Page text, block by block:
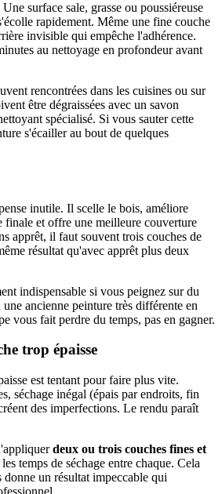
surface sale, grasse ou poussiéreuse
rapidement. Même une fine couche
invisible qui empêche l'adhérence.
au nettoyage en profondeur avant
rencontrées dans les cuisines ou sur
être dégraissées avec un savon
spécialisé. Si vous sauter cette
s'écailler au bout de quelques
inutile. Il scelle le bois, améliore
finale et offre une meilleure couverture
apprêt, il faut souvent trois couches de
résultat qu'avec apprêt plus deux
indispensable si vous peignez sur du
ancienne peinture très différente en
vous fait perdre du temps, pas en gagner.
trop épaisse
est tentant pour faire plus vite.
séchage inégal (épais par endroits, fin
des imperfections. Le rendu paraît
deux ou trois couches fines et
temps de séchage entre chaque. Cela
donne un résultat impeccable qui